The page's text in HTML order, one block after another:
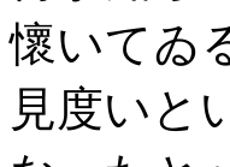
懷いてゐ
見度いと